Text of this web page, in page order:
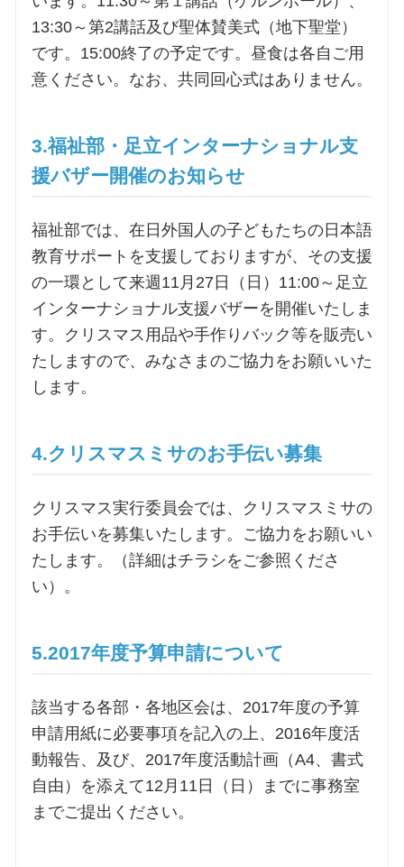
ご利用にあたって
13:30～第2講話及び聖体賛美式（地下聖堂）
です。15:00終了の予定です。昼食は各自ご用
意ください。なお、共同回心式はありません。
3.福祉部・足立インターナショナル支
援バザー開催のお知らせ
福祉部では、在日外国人の子どもたちの日本語
教育サポートを支援しておりますが、その支援
の一環として来週11月27日（日）11:00～足立
インターナショナル支援バザーを開催いたしま
す。クリスマス用品や手作りバック等を販売い
たしますので、みなさまのご協力をお願いいた
します。
4.クリスマスミサのお手伝い募集
クリスマス実行委員会では、クリスマスミサの
お手伝いを募集いたします。ご協力をお願いい
たします。（詳細はチラシをご参照くださ
い）。
5.2017年度予算申請について
該当する各部・各地区会は、2017年度の予算
申請用紙に必要事項を記入の上、2016年度活
動報告、及び、2017年度活動計画（A4、書式
自由）を添えて12月11日（日）までに事務室
までご提出ください。